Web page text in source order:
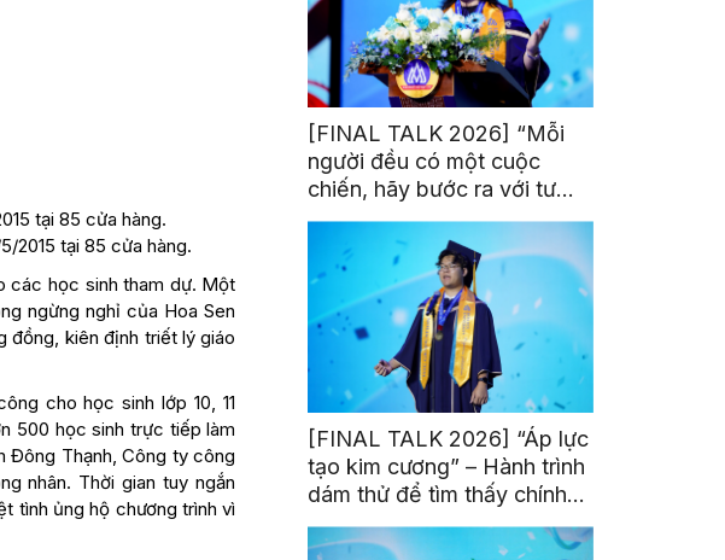
tại 85 cửa hàng.
2015 tại 85 cửa hàng.
các học sinh tham dự. Một
ngừng nghỉ của Hoa Sen
đồng, kiên định triết lý giáo
cho học sinh lớp 10, 11
500 học sinh trực tiếp làm
Đông Thạnh, Công ty công
nhân. Thời gian tuy ngắn
tình ủng hộ chương trình vì
[FINAL TALK 2026] “Mỗi
người đều có một cuộc
chiến, hãy bước ra với tư
thế của người chiến thắng”
[FINAL TALK 2026] “Áp lực
tạo kim cương” – Hành trình
dám thử để tìm thấy chính
mình